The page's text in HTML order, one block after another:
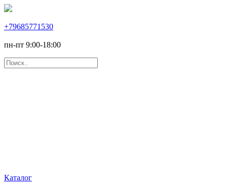
+79685771530
пн-пт 9:00-18:00
Каталог